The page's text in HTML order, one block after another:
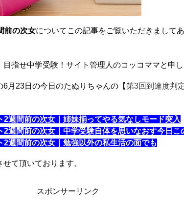
前の次女についてこの記事をご覧いただきまして
目指せ中学受験！サイト管理人のコッコママと申し
月23日の今日のたぬりちゃんの【第3回到達度判
2週間前の次女｜姉妹揃ってやる気なしモード突入
2週間前の次女｜中学受験自体を思いなおす今日こ
2週間前の次女｜勉強以外の私生活の面でも
て頂いております。
スポンサーリンク